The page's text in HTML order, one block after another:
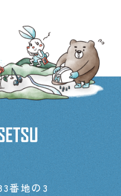
番地の3